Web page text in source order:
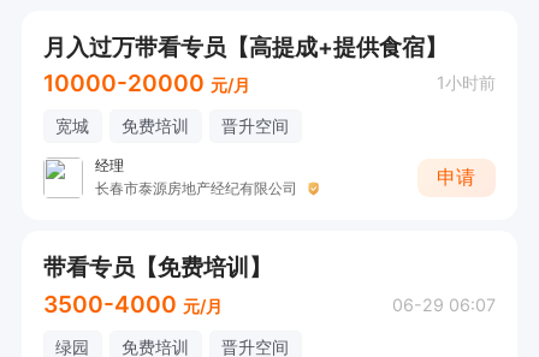
月入过万带看专员【高提成+提供食宿】
10000-20000 元/月 1小时前
宽城 免费培训 晋升空间
经理
长春市泰源房地产经纪有限公司
申请
带看专员【免费培训】
3500-4000 元/月 06-29 06:07
绿园 免费培训 晋升空间